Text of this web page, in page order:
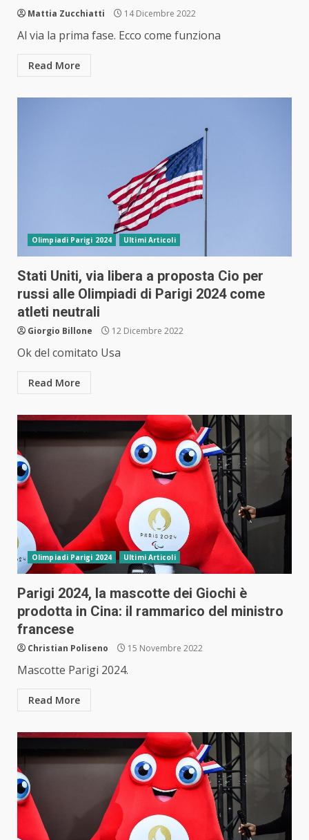
Mattia Zucchiatti 14 Dicembre 2022
Al via la prima fase. Ecco come funziona
Read More
Olimpiadi Parigi 2024 Ultimi Articoli
Stati Uniti, via libera a proposta Cio per
russi alle Olimpiadi di Parigi 2024 come
atleti neutrali
Giorgio Billone 12 Dicembre 2022
Ok del comitato Usa
Read More
Olimpiadi Parigi 2024 Ultimi Articoli
Parigi 2024, la mascotte dei Giochi è
prodotta in Cina: il rammarico del ministro
francese
Christian Poliseno 15 Novembre 2022
Mascotte Parigi 2024.
Read More